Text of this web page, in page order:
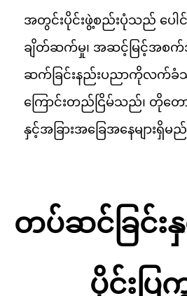
အတွင်းပိုင်းဖွဲ့စည်းပုံသည် ပေါင်
ချိတ်ဆက်မှု၊ အဆင့်မြင့်အစက်
ဆက်ခြင်းနည်းပညာကိုလက်ခံ
ကြောင်းတည်ငြိမ်သည်၊ တိုတေ
နှင့်အခြားအခြေအနေများရှိ
တပ်ဆင်ခြင်း
ပိုင်းပ